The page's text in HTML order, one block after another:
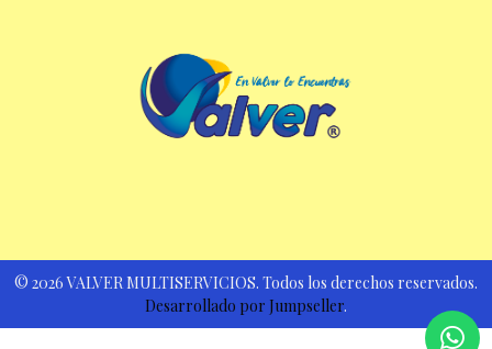
© 2026 VALVER MULTISERVICIOS. Todos los derechos reservados.
Desarrollado por Jumpseller.